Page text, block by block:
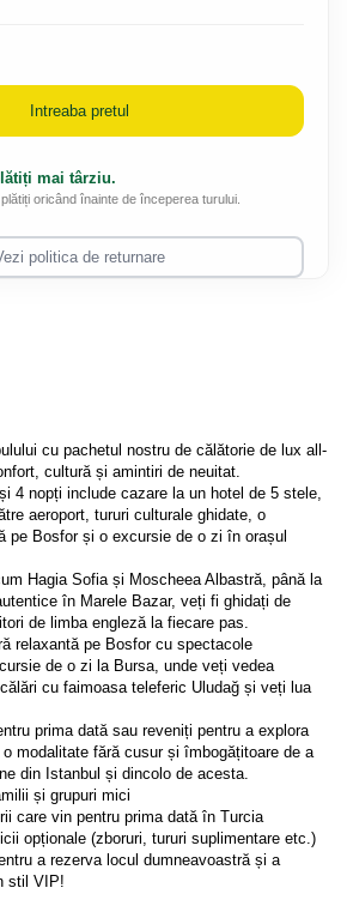
cu pachetul nostru de călătorie de lux all-
cultură și amintiri de neuitat.
4 nopți include cazare la un hotel de 5 stele,
aeroport, tururi culturale ghidate, o
pe Bosfor și o excursie de o zi în orașul
Hagia Sofia și Moscheea Albastră, până la
în Marele Bazar, veți fi ghidați de
de limba engleză la fiecare pas.
relaxantă pe Bosfor cu spectacole
de o zi la Bursa, unde veți vedea
cu faimoasa teleferic Uludağ și veți lua
prima dată sau reveniți pentru a explora
modalitate fără cusur și îmbogățitoare de a
din Istanbul și dincolo de acesta.
și grupuri mici
care vin pentru prima dată în Turcia
opționale (zboruri, tururi suplimentare etc.)
a rezerva locul dumneavoastră și a
stil VIP!
Intreaba pretul
mai târziu.
oricând înainte de începerea turului.
politica de returnare